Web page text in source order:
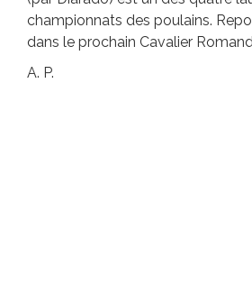
championnats des poulains.
dans le prochain Cavalier
A. P.